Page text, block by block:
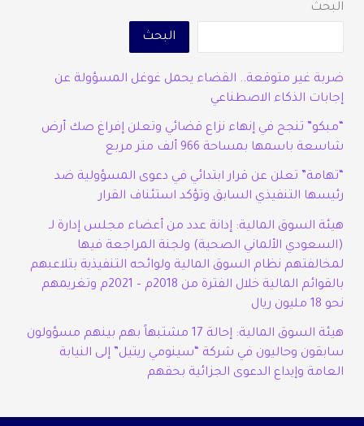
البحث
البحث
ضربة غير متوقعة.. القضاء يحمل غوغل المسؤولة عن
إجابات الذكاء الاصطناعي
“مبكو” تنجح في إنهاء نزاع قضائي وتعلن إفراغ صك أرض
شاسعة باسمها بمساحة 966 ألف متر مربع
“تهامة” تعلن عن قرار ابتدائي في دعوى المسؤولية ضد
رئيسها التنفيذي السابق وتؤكد استئناف القرار
هيئة السوق المالية: إدانة عدد من أعضاء مجلس إدارة لـ
(السعودي الألماني الصحية) ولجنة المراجعة فيها
لمخالفتهم نظام السوق المالية ولوائحه التنفيذية بتلاعبهم
بالقوائم المالية خلال الفترة من 2018م – 2021م وتغريمهم
نحو 18 مليون ريال
هيئة السوق المالية: إحالة 17 مشتبهاً بهم بينهم مسؤولون
سابقون وحاليون في شركة “سينومي ريتيل” إلى النيابة
العامة وإيداع الدعوى الجزائية بحقهم